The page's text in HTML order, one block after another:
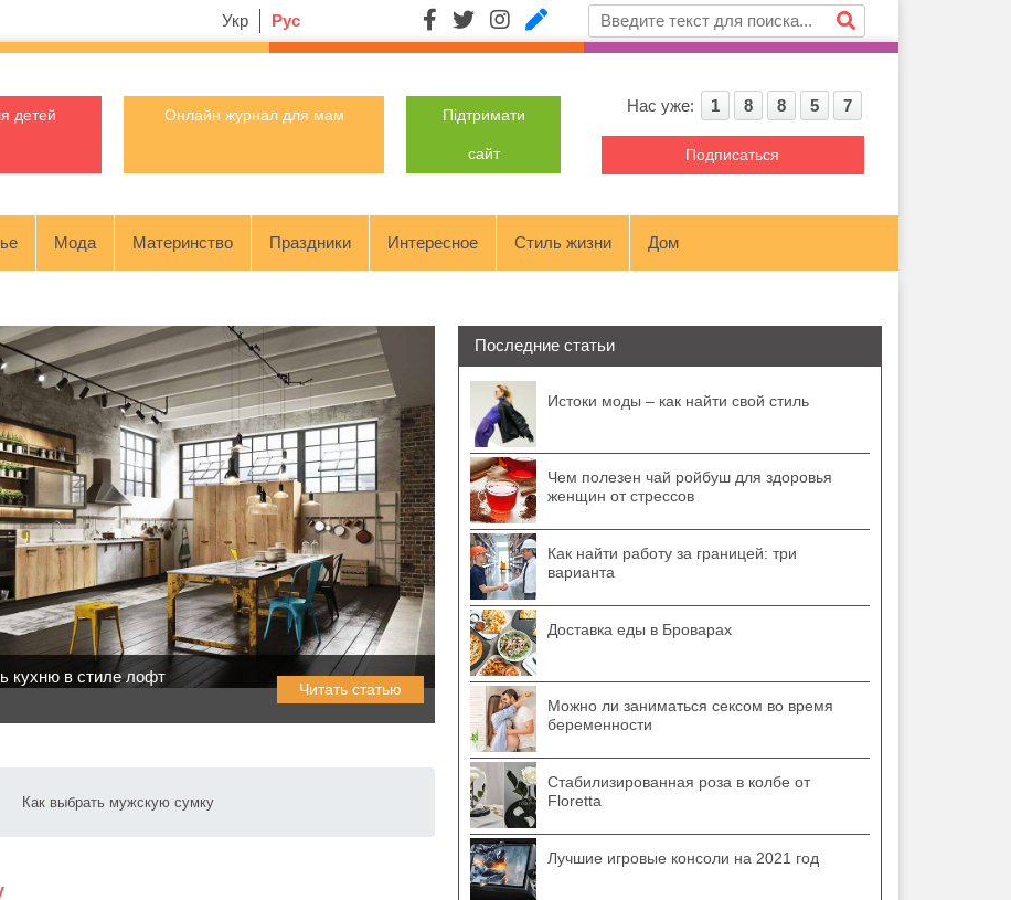
Укр Рус
детей Онлайн журнал для мам Підтримати
сайт
Нас уже: 1 8 8 5 7
Подписаться
Мода Материнство Праздники Интересное Стиль жизни Дом
кухню в стиле лофт
Читать статью
Как выбрать мужскую сумку
Последние статьи
Истоки моды – как найти свой стиль
Чем полезен чай ройбуш для здоровья
женщин от стрессов
Как найти работу за границей: три
варианта
Доставка еды в Броварах
Можно ли заниматься сексом во время
беременности
Стабилизированная роза в колбе от
Floretta
Лучшие игровые консоли на 2021 год